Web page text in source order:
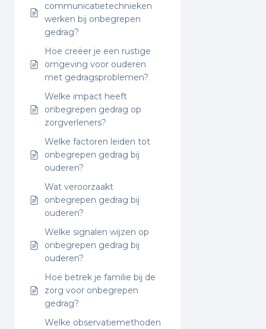
communicatietechnieken
werken bij onbegrepen
gedrag?
Hoe creëer je een rustige
omgeving voor ouderen
met gedragsproblemen?
Welke impact heeft
onbegrepen gedrag op
zorgverleners?
Welke factoren leiden tot
onbegrepen gedrag bij
ouderen?
Wat veroorzaakt
onbegrepen gedrag bij
ouderen?
Welke signalen wijzen op
onbegrepen gedrag bij
ouderen?
Hoe betrek je familie bij de
zorg voor onbegrepen
gedrag?
Welke observatiemethoden